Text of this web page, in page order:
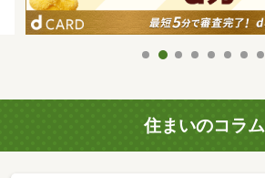
住まいのコラム